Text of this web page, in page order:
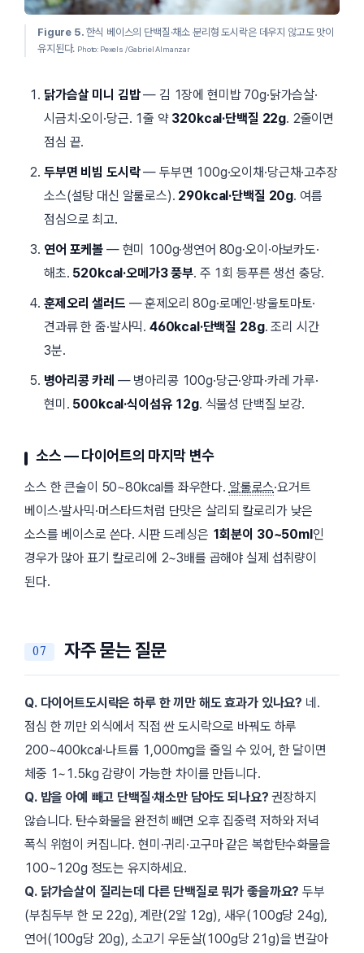
Figure 5. 한식 베이스의 단백질·채소 분리형 도시락은 데우지 않고도 맛이
유지된다. Photo: Pexels / Gabriel Almanzar
닭가슴살 미니 김밥— 김 1장에 현미밥 70g·닭가슴살·
시금치·오이·당근. 1줄 약 320kcal·단백질 22g. 2줄이면
점심 끝.
두부면 비빔 도시락— 두부면 100g·오이채·당근채·고추장
소스(설탕 대신 알룰로스). 290kcal·단백질 20g. 여름
점심으로 최고.
연어 포케볼 — 현미 100g·생연어 80g·오이·아보카도·
해초. 520kcal·오메가3 풍부. 주 1회 등푸른 생선 충당.
훈제오리 샐러드 — 훈제오리 80g·로메인·방울토마토·
견과류 한 줌·발사믹. 460kcal·단백질 28g. 조리 시간
3분.
병아리콩 카레 — 병아리콩 100g·당근·양파·카레 가루·
현미. 500kcal·식이섬유 12g. 식물성 단백질 보강.
소스 — 다이어트의 마지막 변수
소스 한 큰술이 50~80kcal를 좌우한다. 알룰로스·요거트
베이스·발사믹·머스타드처럼 단맛은 살리되 칼로리가 낮은
소스를 베이스로 쓴다. 시판 드레싱은 1회분이 30~50ml 인
경우가 많아 표기 칼로리에 2~3배를 곱해야 실제 섭취량이
된다.
자주 묻는 질문
Q. 다이어트도시락은 하루 한 끼만 해도 효과가 있나요? 네.
점심 한 끼만 외식에서 직접 싼 도시락으로 바꿔도 하루
200~400kcal·나트륨 1,000mg을 줄일 수 있어, 한 달이면
체중 1~1.5kg 감량이 가능한 차이를 만듭니다.
Q. 밥을 아예 빼고 단백질·채소만 담아도 되나요? 권장하지
않습니다. 탄수화물을 완전히 빼면 오후 집중력 저하와 저녁
폭식 위험이 커집니다. 현미·귀리·고구마 같은 복합탄수화물을
100~120g 정도는 유지하세요.
Q. 닭가슴살이 질리는데 다른 단백질로 뭐가 좋을까요? 두부
(부침두부 한 모 22g), 계란(2알 12g), 새우(100g당 24g),
연어(100g당 20g), 소고기 우둔살(100g당 21g)을 번갈아